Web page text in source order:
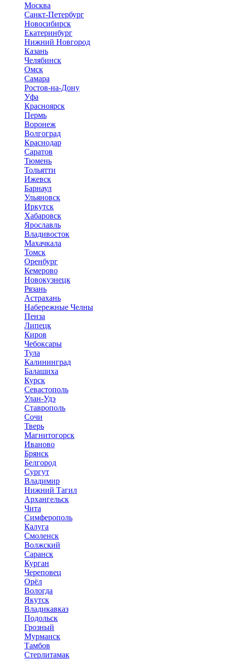
Москва
Санкт-Петербург
Новосибирск
Екатеринбург
Нижний Новгород
Казань
Челябинск
Омск
Самара
Ростов-на-Дону
Уфа
Красноярск
Пермь
Воронеж
Волгоград
Краснодар
Саратов
Тюмень
Тольятти
Ижевск
Барнаул
Ульяновск
Иркутск
Хабаровск
Ярославль
Владивосток
Махачкала
Томск
Оренбург
Кемерово
Новокузнецк
Рязань
Астрахань
Набережные Челны
Пенза
Липецк
Киров
Чебоксары
Тула
Калининград
Балашиха
Курск
Севастополь
Улан-Удэ
Ставрополь
Сочи
Тверь
Магнитогорск
Иваново
Брянск
Белгород
Сургут
Владимир
Нижний Тагил
Архангельск
Чита
Симферополь
Калуга
Смоленск
Волжский
Саранск
Курган
Череповец
Орёл
Вологда
Якутск
Владикавказ
Подольск
Грозный
Мурманск
Тамбов
Стерлитамак